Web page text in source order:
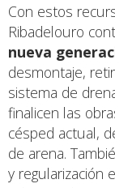
Con estos
Ribadelouro
nueva
desmontaje,
sistema de
finalicen las
césped actual,
de arena.
y regularización